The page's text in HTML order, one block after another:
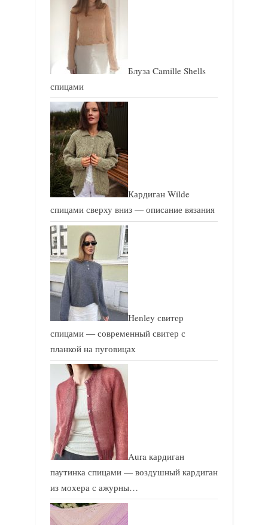
Блуза Camille Shells
спицами
Кардиган Wilde
спицами сверху вниз — описание вязания
Henley свитер
спицами — современный свитер с
планкой на пуговицах
Aura кардиган
паутинка спицами — воздушный кардиган
из мохера с ажурны…